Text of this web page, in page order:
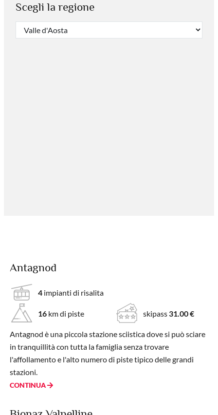
Scegli la regione
Antagnod
4 impianti di risalita
16 km di piste skipass 31.00 €
Antagnod è una piccola stazione sciistica dove si può sciare
in tranquillità con tutta la famiglia senza trovare
l'affollamento e l'alto numero di piste tipico delle grandi
stazioni.
CONTINUA